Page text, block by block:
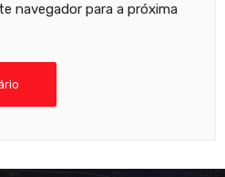
navegador para a próxima